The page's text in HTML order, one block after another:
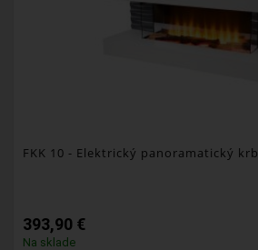
FKK 10 - Elektrický panoramatický krb
393,90 €
Na sklade